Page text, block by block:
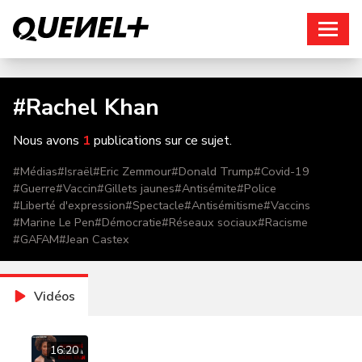
#Rachel Khan
Nous avons 1 publications sur ce sujet.
#Médias#Israël#Eric Zemmour#Donald Trump#Covid-19
#Guerre#Vaccin#Gillets jaunes#Antisémite#Police
#Liberté d'expression#Spectacle#Antisémitisme#Vaccins
#Marine Le Pen#Démocratie#Réseaux sociaux#Racisme
#GAFAM#Jean Castex
Vidéos
16:20